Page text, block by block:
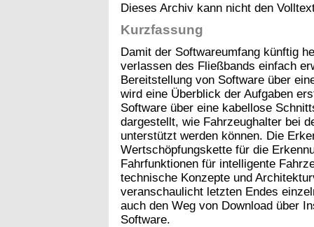
Dieses Archiv kann nicht den
Kurzfassung
Damit der Softwareumfang künftig
verlassen des Fließbands einfach
Bereitstellung von Software über
wird eine Überblick der Aufgaben
Software über eine kabellose
dargestellt, wie Fahrzeughalter bei
unterstützt werden können. Die
Wertschöpfungskette für die
Fahrfunktionen für intelligente
technische Konzepte und
veranschaulicht letzten Endes
auch den Weg von Download über
Software.